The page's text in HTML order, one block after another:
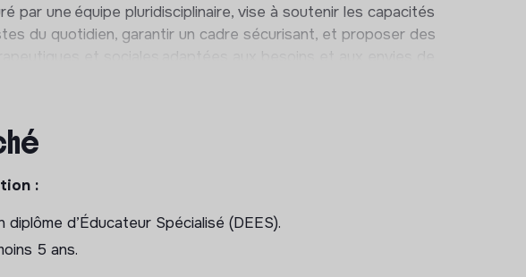
par une équipe pluridisciplinaire, vise à soutenir les capacités
du quotidien, garantir un cadre sécurisant, et proposer des
et sociales adaptées aux besoins et aux envies de
respect et rigueur. Chaque accompagnement y est
la dignité et la qualité de vie des personnes en situation de
de Colombes,
:
d’Éducateur Spécialisé (DEES).
5 ans.